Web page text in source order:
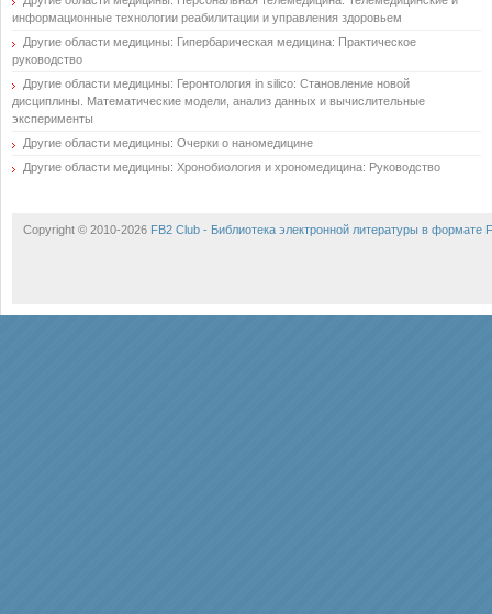
информационные технологии реабилитации и управления здоровьем
Другие области медицины: Гипербарическая медицина: Практическое
руководство
Другие области медицины: Геронтология in silico: Становление новой
дисциплины. Математические модели, анализ данных и вычислительные
эксперименты
Другие области медицины: Очерки о наномедицине
Другие области медицины: Хронобиология и хрономедицина: Руководство
Copyright © 2010-2026 FB2 Club - Библиотека электронной литературы в формате